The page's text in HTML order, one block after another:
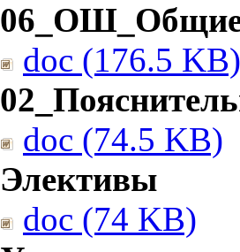
06_ОШ_Общие
doc (176.5 KB)
doc (74.5 KB)
Элективы
doc (74 KB)